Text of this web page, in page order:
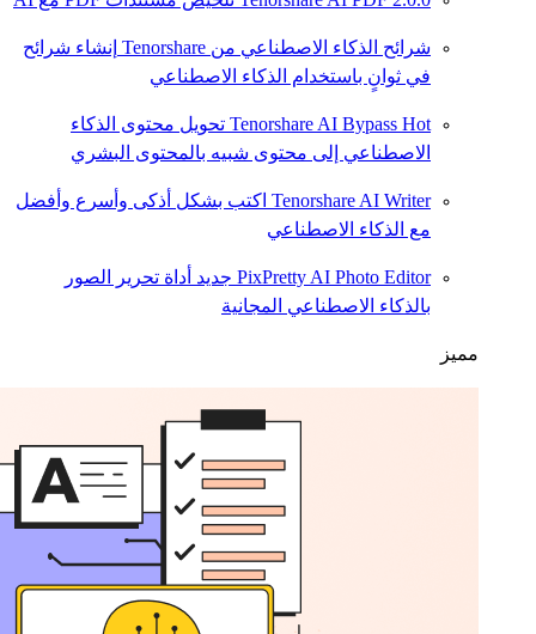
شرائح الذكاء الاصطناعي من Tenorshare
إنشاء شرائح
في ثوانٍ باستخدام الذكاء الاصطناعي
Tenorshare AI Bypass Hot
تحويل محتوى الذكاء
الاصطناعي إلى محتوى شبيه بالمحتوى البشري
Tenorshare AI Writer اكتب بشكل أذكى وأسرع وأفضل
مع الذكاء الاصطناعي
PixPretty AI Photo Editor جديد أداة تحرير الصور
بالذكاء الاصطناعي المجانية
مميز